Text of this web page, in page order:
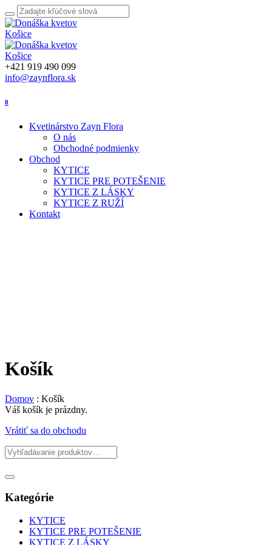
+421 919 490 099
info@zaynflora.sk
0
Kvetinárstvo Zayn Flora
O nás
Obchodné podmienky
Obchod
KYTICE
KYTICE PRE POTEŠENIE
KYTICE Z LÁSKY
KYTICE Z RUŽÍ
Kontakt
Košík
Domov : Košík
Váš košík je prázdny.
Vrátiť sa do obchodu
Kategórie
KYTICE
KYTICE PRE POTEŠENIE
KYTICE Z LÁSKY